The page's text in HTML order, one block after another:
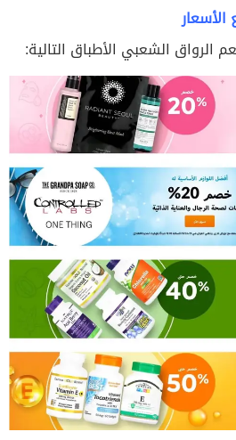
الشعبي الأطباق التالية: